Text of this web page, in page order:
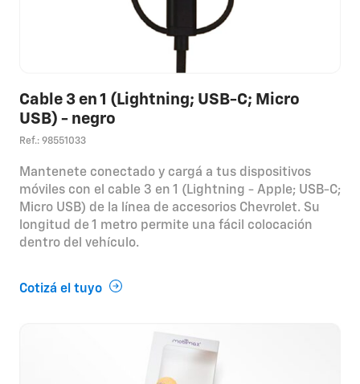
Cable 3 en 1 (Lightning; USB-C; Micro
USB) - negro
Ref.: 98551033
Mantenete conectado y cargá a tus dispositivos
móviles con el cable 3 en 1 (Lightning - Apple; USB-C;
Micro USB) de la línea de accesorios Chevrolet. Su
longitud de 1 metro permite una fácil colocación
dentro del vehículo.
Cotizá el tuyo